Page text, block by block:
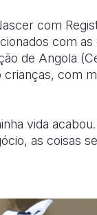
com
com as
de Angola (
com
vida
as coisas